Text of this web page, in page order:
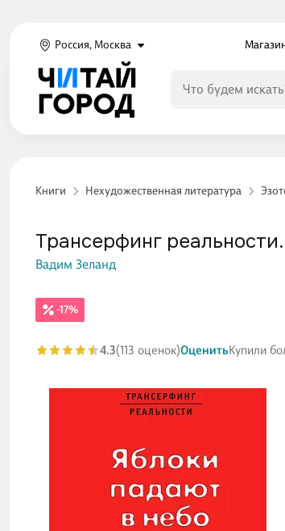
Россия, Москва
Книги Нехудожественная литература
-17%
Трансерфинг
Вадим Зеланд
4.3(113 оценок)ОценитьКупили